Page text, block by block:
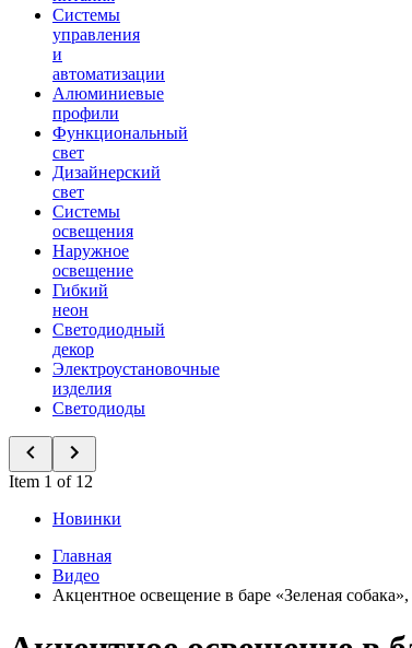
Системы
управления
и
автоматизации
Алюминиевые
профили
Функциональный
свет
Дизайнерский
свет
Системы
освещения
Наружное
освещение
Гибкий
неон
Светодиодный
декор
Электроустановочные
изделия
Светодиоды
Item 1 of 12
Новинки
Главная
Видео
Акцентное освещение в баре «Зеленая